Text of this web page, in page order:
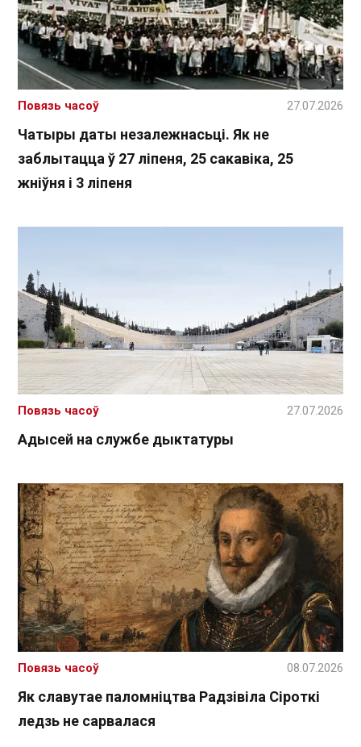
Чатыры даты незалежнасьці. Як не
заблытацца ў 27 ліпеня, 25 сакавіка, 25
жніўня і 3 ліпеня
Повязь часоў 27.07.2026
Адысей на службе дыктатуры
Повязь часоў 27.07.2026
Як славутае паломніцтва Радзівіла Сіроткі
ледзь не сарвалася
Повязь часоў 08.07.2026